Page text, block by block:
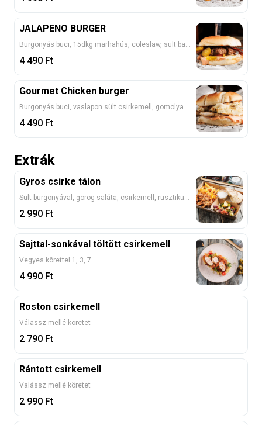
JALAPENO BURGER
4 490 Ft
Gourmet Chicken burger
4 490 Ft
Extrák
Gyros csirke tálon
2 990 Ft
Sajttal-sonkával töltött csirkemell
Vegyes körettel 1, 3, 7
4 990 Ft
Roston csirkemell
Válassz mellé köretet
2 790 Ft
Rántott csirkemell
Valássz mellé köretet
2 990 Ft